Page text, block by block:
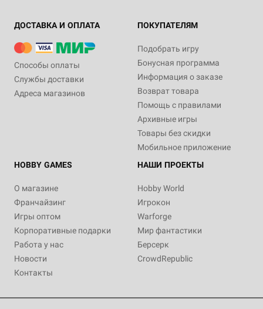
ДОСТАВКА И ОПЛАТА
Способы оплаты
Службы доставки
Адреса магазинов
ПОКУПАТЕЛЯМ
Подобрать игру
Бонусная программа
Информация о заказе
Возврат товара
Помощь с правилами
Архивные игры
Товары без скидки
Мобильное приложение
HOBBY GAMES
О магазине
Франчайзинг
Игры оптом
Корпоративные подарки
Работа у нас
Новости
Контакты
НАШИ ПРОЕКТЫ
Hobby World
Игрокон
Warforge
Мир фантастики
Берсерк
CrowdRepublic